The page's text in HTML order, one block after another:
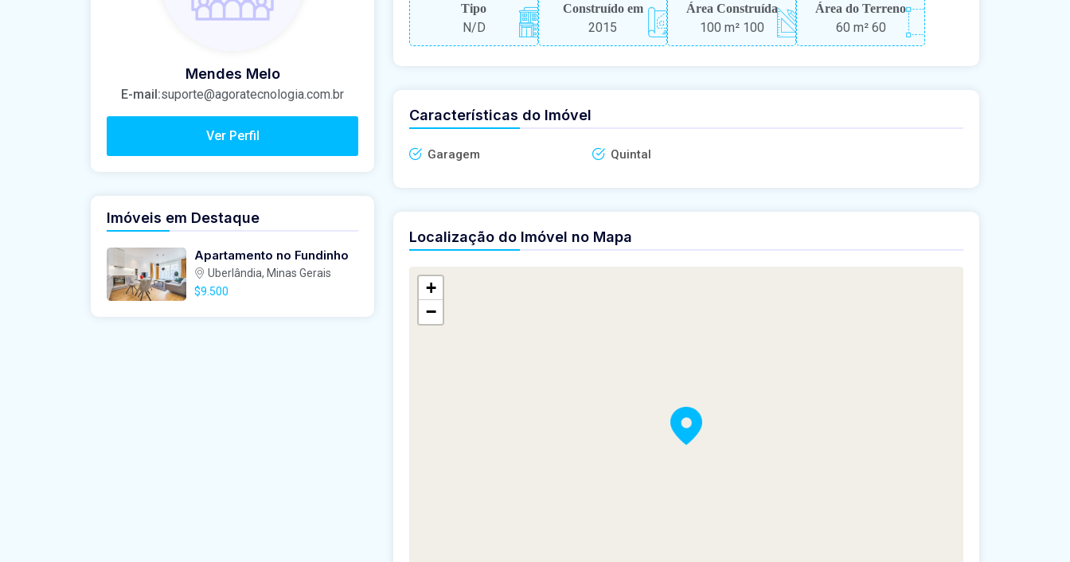
Tipo
N/D
Construído em
2015
Área Construída
100 m²100
Área do Terreno
60 m²60
Características do Imóvel
Garagem Quintal
Localização do Imóvel no Mapa
+
−
Mendes Melo
E-mail:suporte@agoratecnologia.com.br
Ver Perfil
Imóveis em Destaque
Apartamento no Fundinho
Uberlândia, Minas Gerais
$9.500